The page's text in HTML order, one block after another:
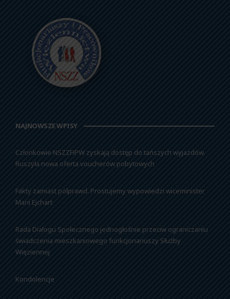
NAJNOWSZE WPISY
Członkowie NSZZFiPW zyskają dostęp do tańszych wyjazdów.
Ruszyła nowa oferta voucherów pobytowych
Fakty zamiast półprawd. Prostujemy wypowiedzi wiceminister
Marii Ejchart
Rada Dialogu Społecznego jednogłośnie przeciw ograniczaniu
świadczenia mieszkaniowego funkcjonariuszy Służby
Więziennej
Kondolencje